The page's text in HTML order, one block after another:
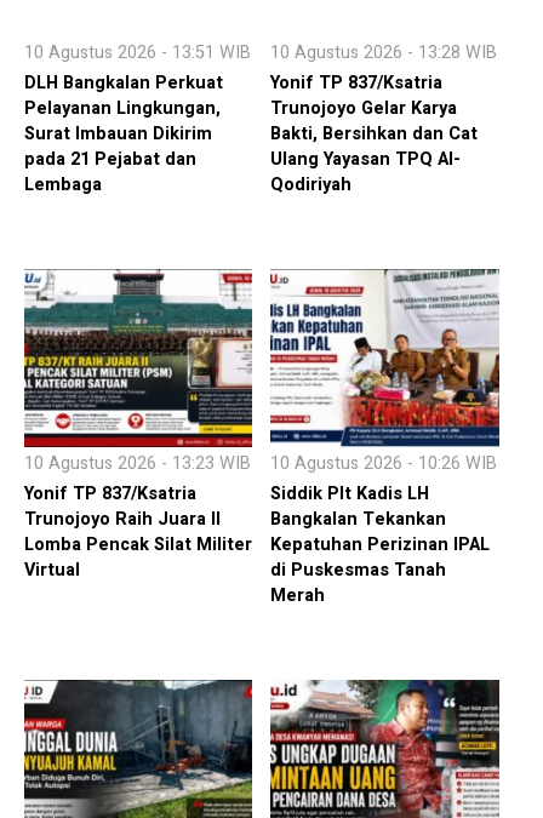
10 Agustus 2026 - 13:51 WIB
DLH Bangkalan Perkuat
Pelayanan Lingkungan,
Surat Imbauan Dikirim
pada 21 Pejabat dan
Lembaga
10 Agustus 2026 - 13:28 WIB
Yonif TP 837/Ksatria
Trunojoyo Gelar Karya
Bakti, Bersihkan dan Cat
Ulang Yayasan TPQ Al-
Qodiriyah
10 Agustus 2026 - 13:23 WIB
Yonif TP 837/Ksatria
Trunojoyo Raih Juara II
Lomba Pencak Silat Militer
Virtual
10 Agustus 2026 - 10:26 WIB
Siddik Plt Kadis LH
Bangkalan Tekankan
Kepatuhan Perizinan IPAL
di Puskesmas Tanah
Merah